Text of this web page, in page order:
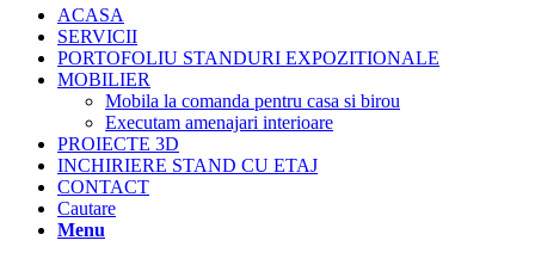
ACASA
SERVICII
PORTOFOLIU STANDURI EXPOZITIONALE
MOBILIER
Mobila la comanda pentru casa si birou
Executam amenajari interioare
PROIECTE 3D
INCHIRIERE STAND CU ETAJ
CONTACT
Cautare
Menu